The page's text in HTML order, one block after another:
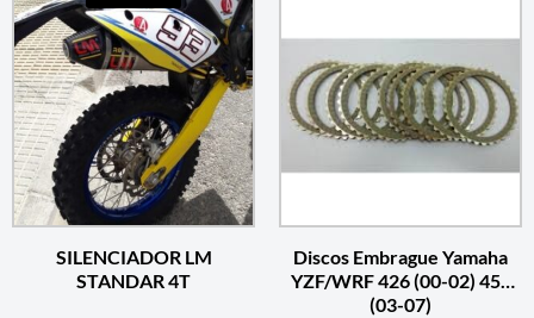
SILENCIADOR LM
STANDAR 4T
Discos Embrague Yamaha
YZF/WRF 426 (00-02) 450
(03-07)